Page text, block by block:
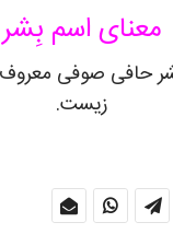
معنای اسم بِشر
حافی صوفی
زیست.